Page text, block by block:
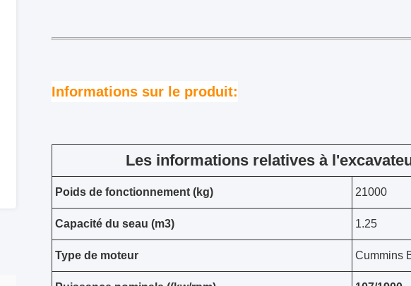
Informations sur le produit:
Les informations relatives à
Poids de fonctionnement (kg) 21000
Capacité du seau (m3) 1.25
Type de moteur Cummins